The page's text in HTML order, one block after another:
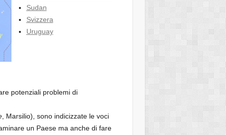
Sudan
Svizzera
Uruguay
potenziali problemi di
, Marsilio), sono indicizzate le voci
un Paese ma anche di fare